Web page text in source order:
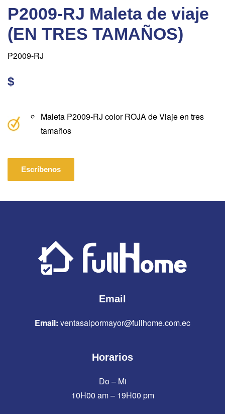
P2009-RJ Maleta de viaje
(EN TRES TAMAÑOS)
P2009-RJ
$
Maleta P2009-RJ color ROJA de Viaje en tres
tamaños
Escríbenos
Email
Email: ventasalpormayor@fullhome.com.ec
Horarios
Do – Mi
10H00 am – 19H00 pm